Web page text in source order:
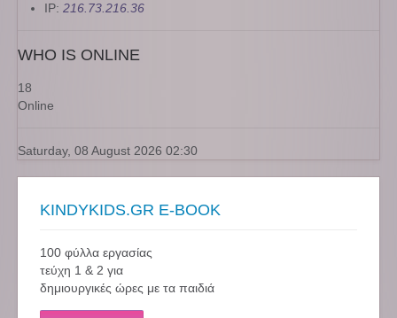
IP: 216.73.216.36
WHO IS ONLINE
18
Online
Saturday, 08 August 2026 02:30
KINDYKIDS.GR E-BOOK
100 φύλλα εργασίας
τεύχη 1 & 2 για
δημιουργικές ώρες με τα παιδιά